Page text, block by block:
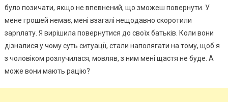
було позичати, якщо не впевнений, що зможеш повернути. У
мене грошей немає, мені взагалі нещодавно скоротили
зарnлату. Я вирішила повернутися до своїх батьків. Коли вони
дізналися у чому суть ситуації, стали наполягати на тому, щоб я
з чоловіком розлучилася, мовляв, з ним мені щастя не буде. А
може вони мають рацію?